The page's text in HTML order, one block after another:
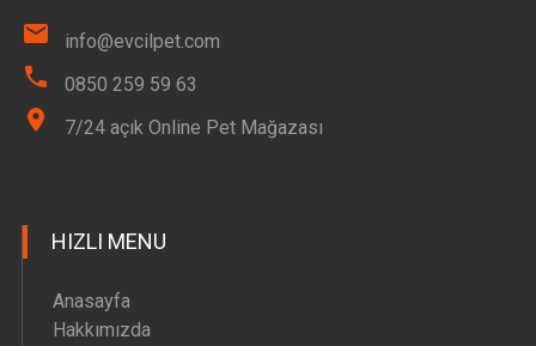
info@evcilpet.com
0850 259 59 63
7/24 açık Online Pet Mağazası
HIZLI MENU
Anasayfa
Hakkımızda